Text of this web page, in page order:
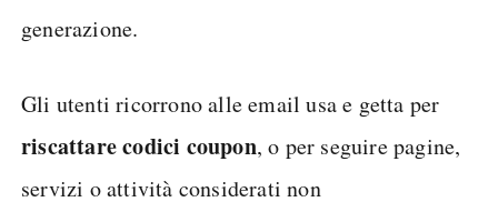
generazione.
Gli utenti ricorrono alle email usa e getta per
riscattare codici coupon, o per seguire pagine,
servizi o attività considerati non